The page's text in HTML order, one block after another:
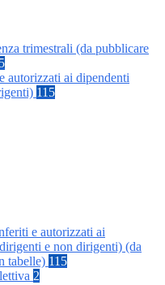
trimestrali (da pubblicare
autorizzati ai dipendenti
115
e autorizzati ai
e non dirigenti) (da
tabelle) 115
2